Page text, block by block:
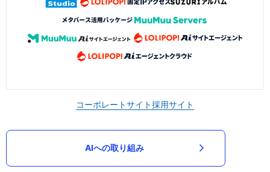
コーポレートサイト採用サイト
AIへの取り組み